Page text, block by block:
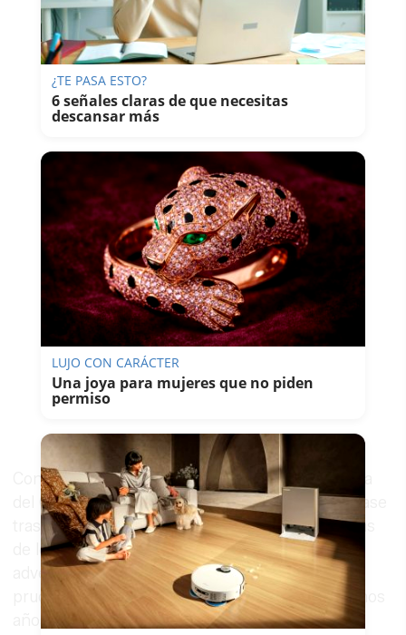
Con este cambio en las condiciones, la comarca
del Campo de Gibraltar se adapta a una nueva fase
tras superar una de las sequías más complicadas
de los últimos años, mientras se mantienen las
advertencias sobre la necesidad de un uso
prudente de los recursos hídricos en los próximos
años.
¿TE PASA ESTO?
6 señales claras de que necesitas
descansar más
LUJO CON CARÁCTER
Una joya para mujeres que no piden
permiso